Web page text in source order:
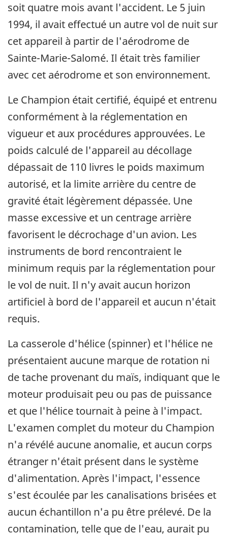
soit quatre mois avant l'accident. Le 5 juin
1994, il avait effectué un autre vol de nuit sur
cet appareil à partir de l'aérodrome de
Sainte-Marie-Salomé. Il était très familier
avec cet aérodrome et son environnement.
Le Champion était certifié, équipé et entrenu
conformément à la réglementation en
vigueur et aux procédures approuvées. Le
poids calculé de l'appareil au décollage
dépassait de 110 livres le poids maximum
autorisé, et la limite arrière du centre de
gravité était légèrement dépassée. Une
masse excessive et un centrage arrière
favorisent le décrochage d'un avion. Les
instruments de bord rencontraient le
minimum requis par la réglementation pour
le vol de nuit. Il n'y avait aucun horizon
artificiel à bord de l'appareil et aucun n'était
requis.
La casserole d'hélice (spinner) et l'hélice ne
présentaient aucune marque de rotation ni
de tache provenant du maïs, indiquant que le
moteur produisait peu ou pas de puissance
et que l'hélice tournait à peine à l'impact.
L'examen complet du moteur du Champion
n'a révélé aucune anomalie, et aucun corps
étranger n'était présent dans le système
d'alimentation. Après l'impact, l'essence
s'est écoulée par les canalisations brisées et
aucun échantillon n'a pu être prélevé. De la
contamination, telle que de l'eau, aurait pu